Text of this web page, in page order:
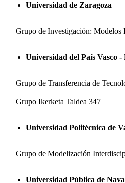
Universidad de Zaragoza
Grupo de Investigación: Modelos
Universidad del País Vasco
Grupo de Transferencia de
Grupo Ikerketa Taldea 347
Universidad Politécnica de
Grupo de Modelización
Universidad Pública de